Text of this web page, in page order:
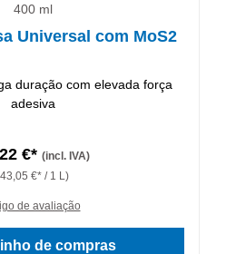
400 ml
Universal com MoS2
duração com elevada força
adesiva
€* (incl. IVA)
€* / 1 L)
de avaliação
de compras